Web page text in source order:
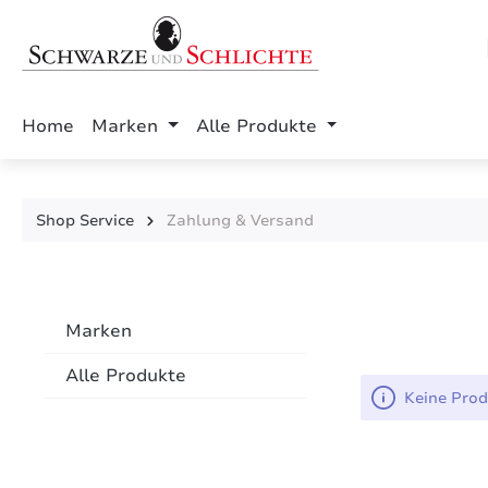
Zur Hauptnavigation springen
Home Marken Alle Produkte
Shop Service Zahlung & Versand
Marken
Alle Produkte
Keine